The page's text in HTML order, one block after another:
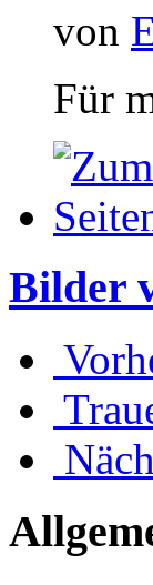
von
Für
Bilder